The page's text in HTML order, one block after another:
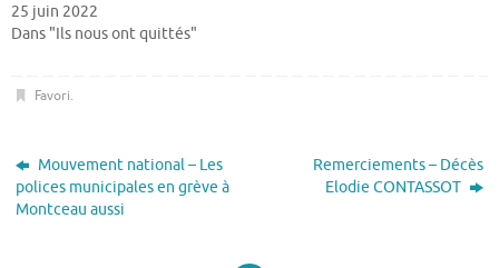
25 juin 2022
Dans "Ils nous ont quittés"
Favori.
Mouvement national – Les
polices municipales en grève à
Montceau aussi
Remerciements – Décès
Elodie CONTASSOT